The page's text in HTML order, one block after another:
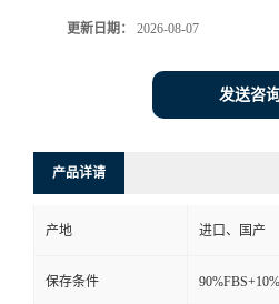
更新日期： 2026-08-07
发送咨
产品详请
产地 进口、国产
保存条件